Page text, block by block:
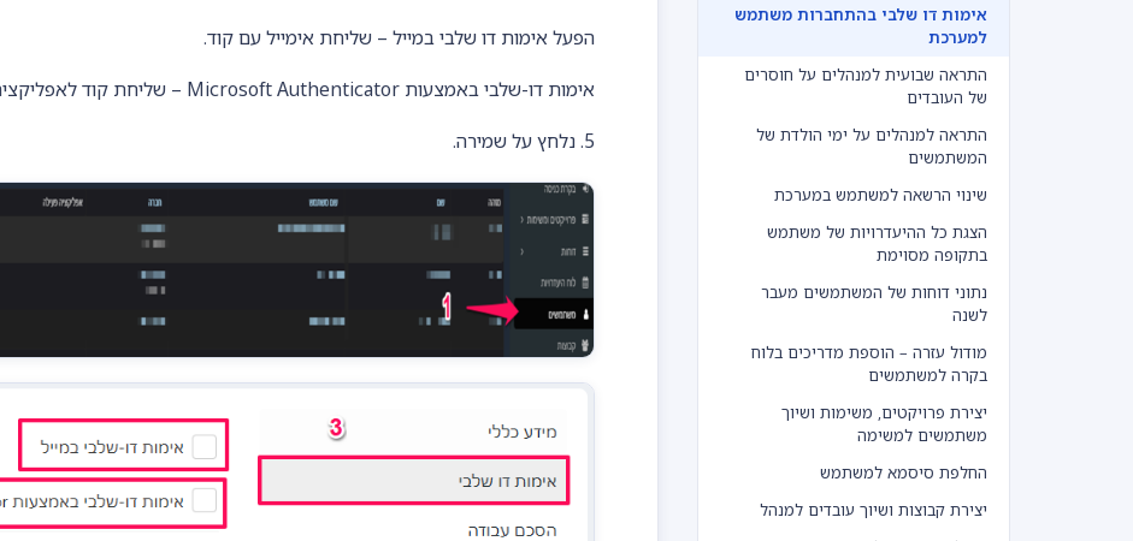
אימות דו שלבי בהתחברות משתמש
למערכת
התראה שבועית למנהלים על חוסרים
של העובדים
התראה למנהלים על ימי הולדת של
המשתמשים
שינוי הרשאה למשתמש במערכת
הצגת כל ההיעדרויות של משתמש
בתקופה מסוימת
נתוני דוחות של המשתמשים מעבר
לשנה
מודול עזרה – הוספת מדריכים בלוח
בקרה למשתמשים
יצירת פרויקטים, משימות ושיוך
משתמשים למשימה
החלפת סיסמא למשתמש
יצירת קבוצות ושיוך עובדים למנהל
הפעל אימות דו שלבי במייל – שליחת אימייל עם קוד.
אימות דו-שלבי באמצעות Microsoft Authenticator – שליחת קוד לאפליקצית Microsoft Authenticator.
5. נלחץ על שמירה.